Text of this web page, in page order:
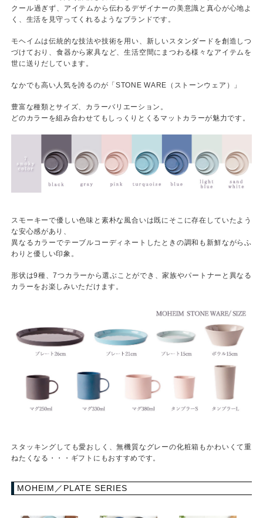
クール過ぎず、アイテムから伝わるデザイナーの美意識と真心が心地よ
く、生活を見守ってくれるようなブランドです。
モヘイムは伝統的な技法や技術を用い、新しいスタンダードを創造しつ
づけており、食器から家具など、生活空間にまつわる様々なアイテムを
世に送りだしています。
なかでも高い人気を誇るのが「STONE WARE（ストーンウェア）」
豊富な種類とサイズ、カラーバリエーション。
どのカラーを組み合わせてもしっくりとくるマットカラーが魅力です。
スモーキーで優しい色味と素朴な風合いは既にそこに存在していたよう
な安心感があり、
異なるカラーでテーブルコーディネートしたときの調和も新鮮ながらふ
わりと優しい印象。
形状は9種、7つカラーから選ぶことができ、家族やパートナーと異なる
カラーをお楽しみいただけます。
スタッキングしても愛おしく、無機質なグレーの化粧箱もかわいくて重
ねたくなる・・・ギフトにもおすすめです。
MOHEIM／PLATE SERIES